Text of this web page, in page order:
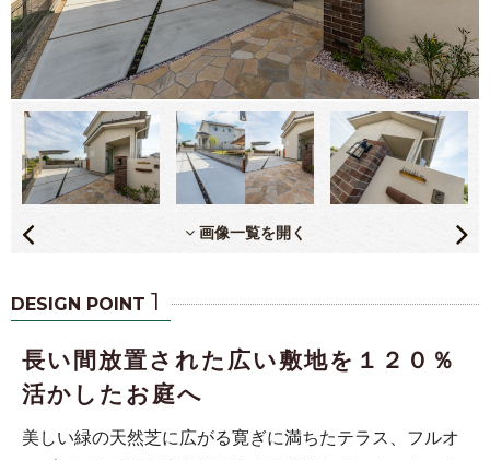
画像一覧を開く
DESIGN POINT 1
長い間放置された広い敷地を１２０％
活かしたお庭へ
美しい緑の天然芝に広がる寛ぎに満ちたテラス、フルオ